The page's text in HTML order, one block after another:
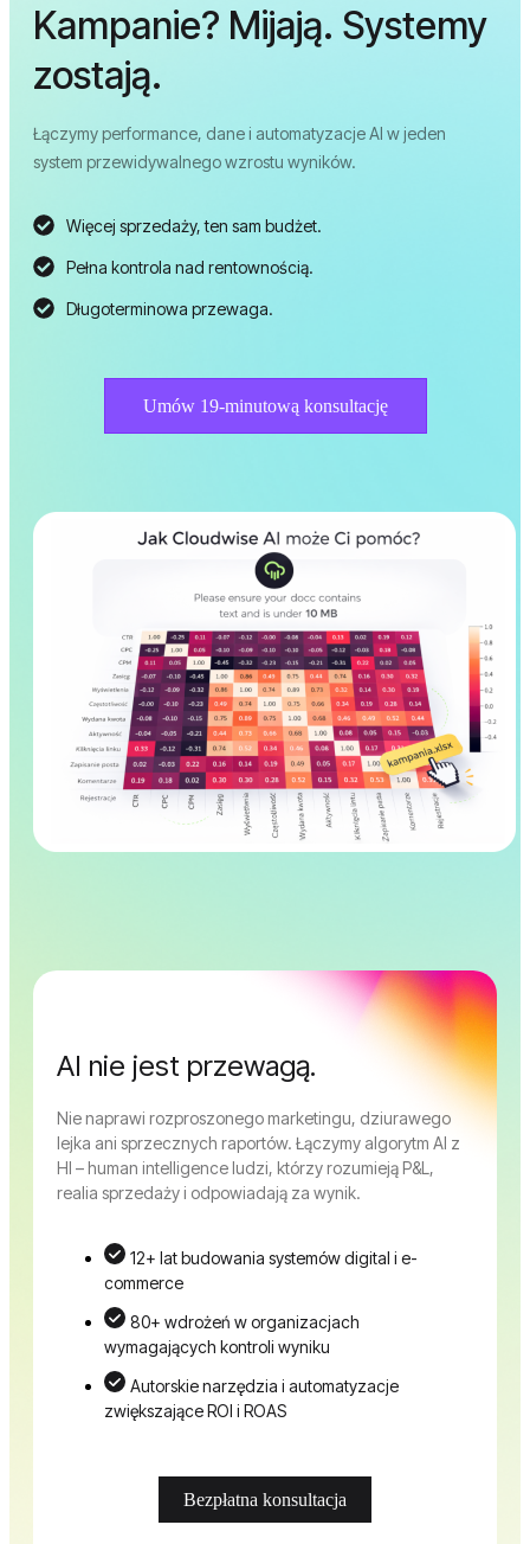
Kampanie? Mijają. Systemy
zostają.
Łączymy performance, dane i automatyzacje AI w jeden
system przewidywalnego wzrostu wyników.
Więcej sprzedaży, ten sam budżet.
Pełna kontrola nad rentownością.
Długoterminowa przewaga.
Umów 19-minutową konsultację
AI nie jest przewagą.
Nie naprawi rozproszonego marketingu, dziurawego
lejka ani sprzecznych raportów. Łączymy algorytm AI z
HI – human intelligence ludzi, którzy rozumieją P&L,
realia sprzedaży i odpowiadają za wynik.
12+ lat budowania systemów digital i e-
commerce
80+ wdrożeń w organizacjach
wymagających kontroli wyniku
Autorskie narzędzia i automatyzacje
zwiększające ROI i ROAS
Bezpłatna konsultacja